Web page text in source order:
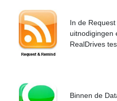
In de
uitnodigingen
RealDrives
Binnen de